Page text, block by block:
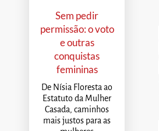
Sem pedir
permissão: o voto
e outras
conquistas
femininas
De Nísia Floresta ao
Estatuto da Mulher
Casada, caminhos
mais justos para as